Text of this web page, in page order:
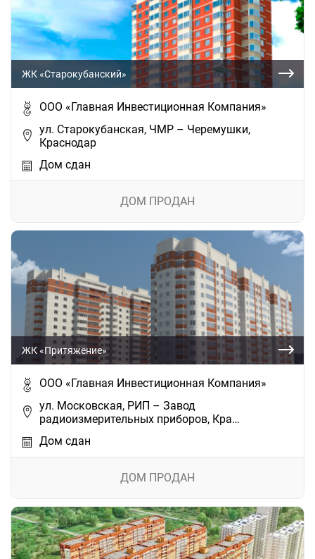
ЖК «Старокубанский»
ООО «Главная Инвестиционная Компания»
ул. Старокубанская, ЧМР – Черемушки,
Краснодар
Дом сдан
ДОМ ПРОДАН
ЖК «Притяжение»
ООО «Главная Инвестиционная Компания»
ул. Московская, РИП – Завод
радиоизмерительных приборов, Кра…
Дом сдан
ДОМ ПРОДАН